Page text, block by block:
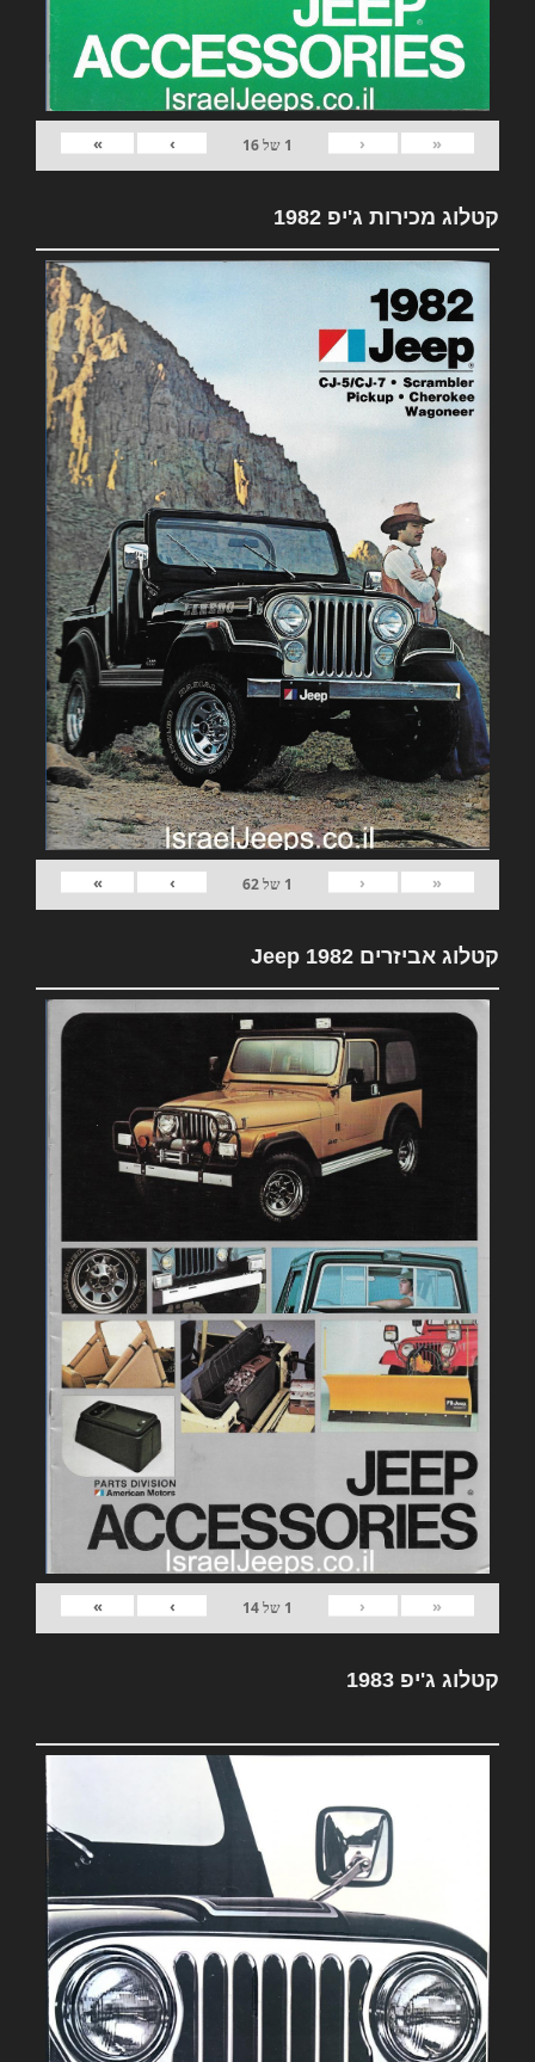
«
‹
1 של16
›
»
קטלוג מכירות ג'יפ 1982
«
‹
1 של62
›
»
קטלוג אביזרים 1982 Jeep
«
‹
1 של14
›
»
קטלוג ג'יפ 1983